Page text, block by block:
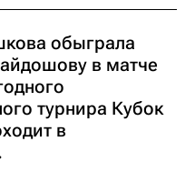
обыграла
в матче
турнира Кубок
в